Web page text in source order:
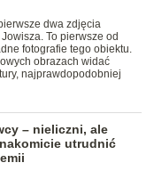
dwa zdjęcia
To pierwsze od
fotografie tego obiektu.
obrazach widać
najprawdopodobniej
– nieliczni, ale
utrudnić